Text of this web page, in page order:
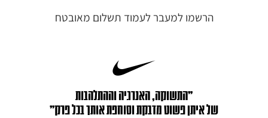
הרשמו למעבר לעמוד תשלום מאובטח
״התשוקה, האנרגיה וההתלהבות
של איתן פשוט מדבקת וסוחפת אותך בכל פרק״